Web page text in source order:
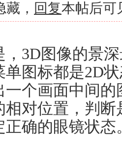
， 回复本帖后可
，3D图像的景
单图标都是2D
一个画面中间
相对位置，判
正确的眼镜状态